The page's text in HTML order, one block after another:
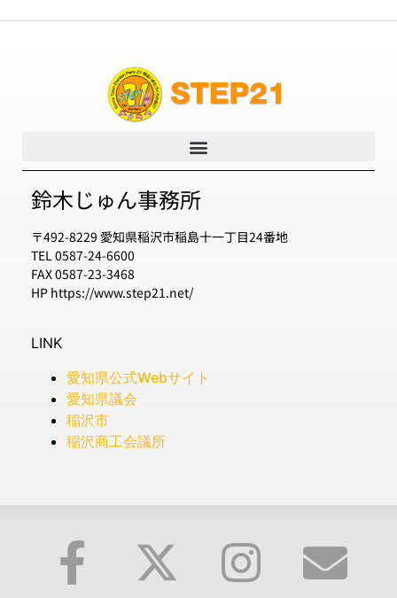
鈴木じゅん事務所
〒492-8229 愛知県稲沢市稲島十一丁目24番地
TEL 0587-24-6600
FAX 0587-23-3468
HP https://www.step21.net/
LINK
愛知県公式Webサイト
愛知県議会
稲沢市
稲沢商工会議所